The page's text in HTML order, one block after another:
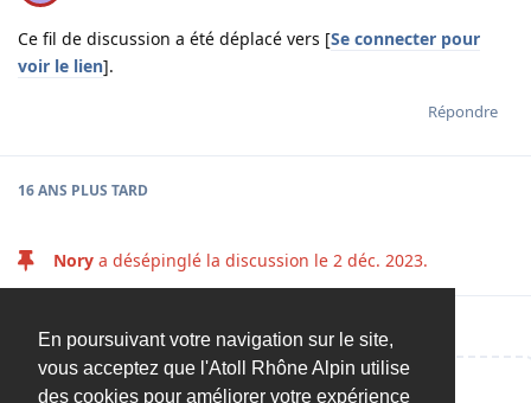
En poursuivant votre navigation sur le site,
vous acceptez que l'Atoll Rhône Alpin utilise
des cookies pour améliorer votre expérience
Ce fil de discussion a été déplacé vers [Se connecter pour
voir le lien].
Répondre
16 ANS PLUS TARD
Nory a désépinglé la discussion le 2 déc. 2023.